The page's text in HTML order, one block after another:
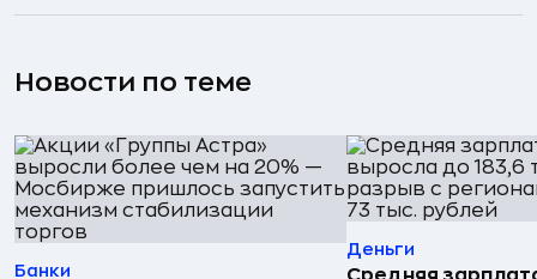
Новости по теме
Банки
Деньги
Средняя